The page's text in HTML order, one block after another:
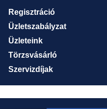
Regisztráció
Üzletszabályzat
Üzleteink
Törzsvásárló
Szervizdíjak